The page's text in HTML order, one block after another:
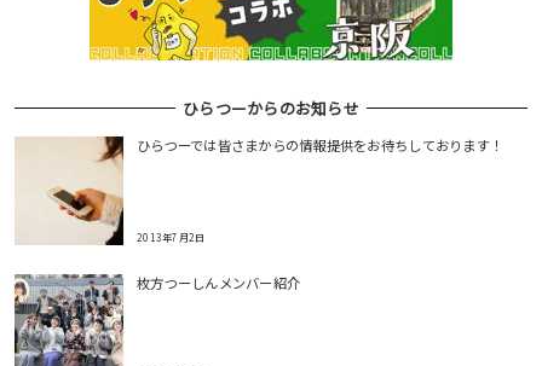
ひらつーからのお知らせ
ひらつーでは皆さまからの情報提供をお待ちしております！
2013年7月2日
枚方つーしんメンバー紹介